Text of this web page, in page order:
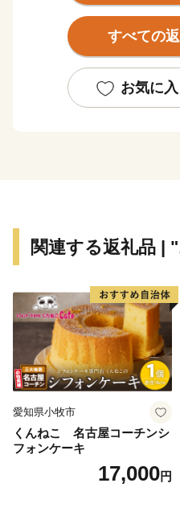
読書活動も盛んで、全国に
ート事業など、読書のまち
豊かな水資源を求め、大手
北海道工場）など食品関連
すべての
お気に
関連する返礼品 |
愛知県小牧市
くんねこ 名古屋コーチンシ
フォンケーキ
17,000円